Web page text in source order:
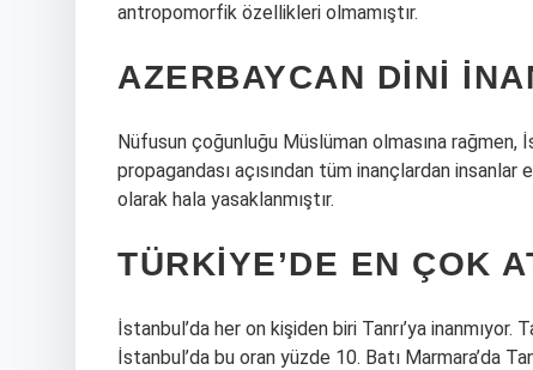
antropomorfik özellikleri olmamıştır.
AZERBAYCAN DINI
Nüfusun çoğunluğu Müslüman olmasına rağmen,
propagandası açısından tüm inançlardan
olarak hala yasaklanmıştır.
TÜRKIYE’DE EN ÇOK
İstanbul’da her on kişiden biri Tanrı’ya
İstanbul’da bu oran yüzde 10. Batı Marmara’da